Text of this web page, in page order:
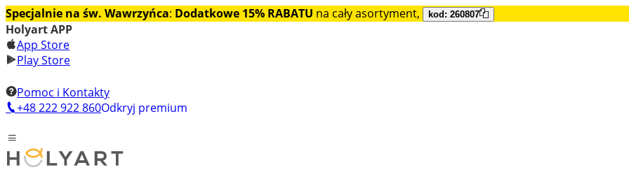
Specjalnie na św. Wawrzyńca: Dodatkowe 15% RABATU na cały asortyment, kod: 260807
Holyart APP
App Store
Play Store
Pomoc i Kontakty
+48 222 922 860Odkryj premium